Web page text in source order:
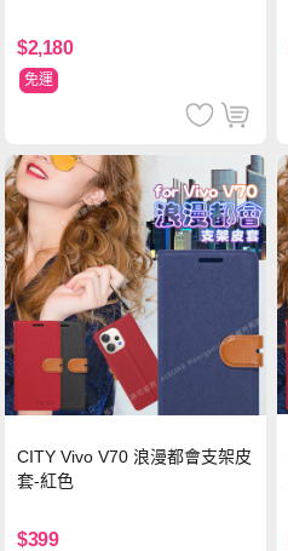
$2,180
免運
CITY Vivo V70 浪漫都會支架皮
套-紅色
$399